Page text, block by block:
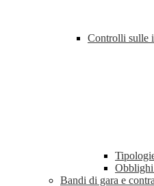
Controlli sulle
Obblighi
Bandi di gara e